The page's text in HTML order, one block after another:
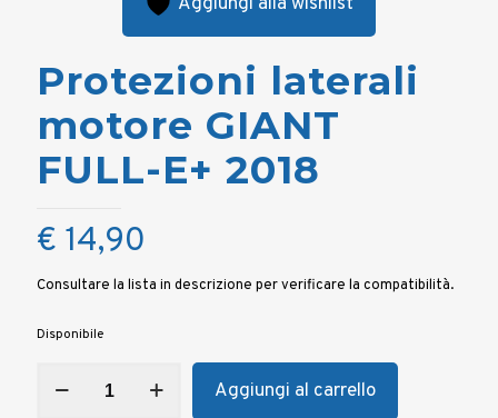
Protezioni laterali
motore GIANT
FULL-E+ 2018
€ 14,90
Consultare la lista in descrizione per verificare la compatibilità.
Disponibile
laterali
Aggiungi al carrello